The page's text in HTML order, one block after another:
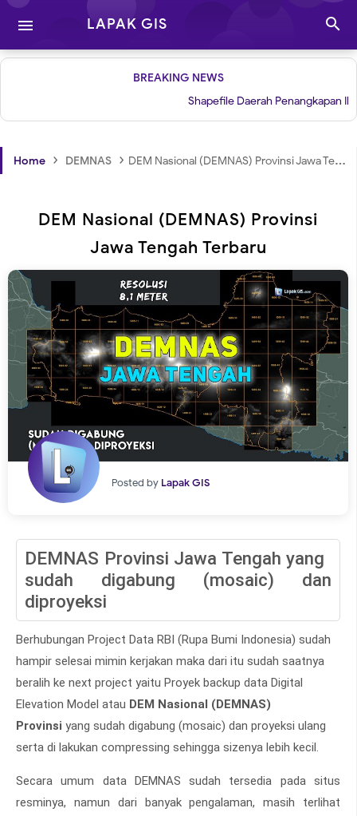
 LAPAK GIS 
BREAKING NEWS
Shapefile Daerah Penangkapan Ikan
Home › DEMNAS › DEM Nasional (DEMNAS) Provinsi Jawa Tengah Terbaru
DEM Nasional (DEMNAS) Provinsi
Jawa Tengah Terbaru
Posted by Lapak GIS
DEMNAS Provinsi Jawa Tengah yang
sudah digabung (mosaic) dan
diproyeksi
Berhubungan Project Data RBI (Rupa Bumi Indonesia) sudah
hampir selesai mimin kerjakan maka dari itu sudah saatnya
beralih ke next project yaitu Proyek backup data Digital
Elevation Model atau DEM Nasional (DEMNAS)
Provinsi yang sudah digabung (mosaic) dan proyeksi ulang
serta di lakukan compressing sehingga sizenya lebih kecil.
Secara umum data DEMNAS sudah tersedia pada situs
resminya, namun dari banyak pengalaman, masih terlihat